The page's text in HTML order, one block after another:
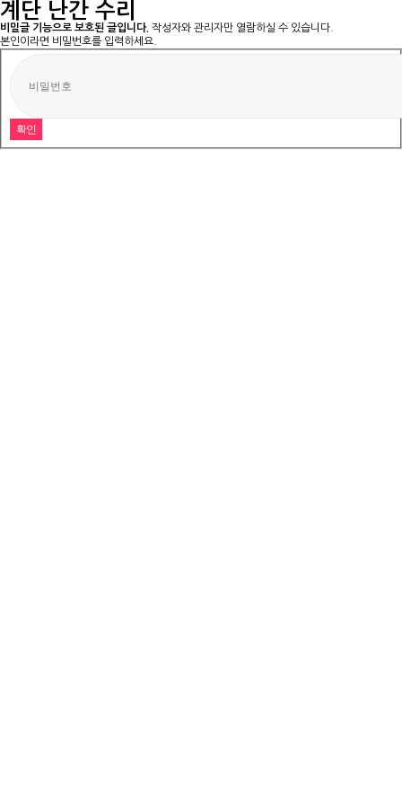
계단 난간 수리
비밀글 기능으로 보호된 글입니다. 작성자와 관리자만 열람하실 수 있습니다.
본인이라면 비밀번호를 입력하세요.